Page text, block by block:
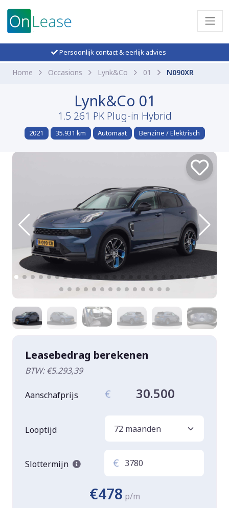
Persoonlijk contact & eerlijk advies
Home Occasions Lynk&Co 01 N090XR
Lynk&Co 01
1.5 261 PK Plug-in Hybrid
2021 35.931 km Automaat Benzine / Elektrisch
Leasebedrag berekenen
BTW: €5.293,39
Aanschafprijs € 30.500
Looptijd
Slottermijn €
€478 p/m